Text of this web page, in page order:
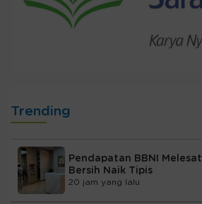
Trending
Pendapatan BBNI Melesat
Bersih Naik Tipis
20 jam yang lalu